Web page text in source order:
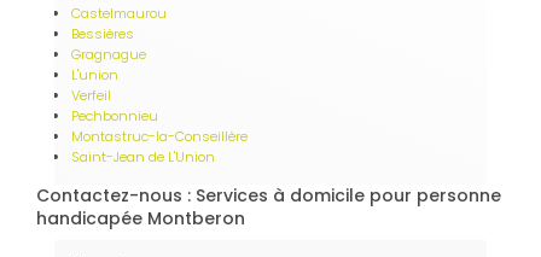
Castelmaurou
Bessières
Gragnague
L'union
Verfeil
Pechbonnieu
Montastruc-la-Conseillère
Saint-Jean de L'Union
Contactez-nous : Services à domicile pour personne
handicapée Montberon